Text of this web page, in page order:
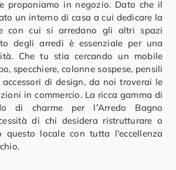
proponiamo in negozio. Dato che il
un interno di casa a cui dedicare la
con cui si arredano gli altri spazi
degli arredi è essenziale per una
Che tu stia cercando un mobile
specchiere, colonne sospese, pensili
di design, da noi troverai le
in commercio. La ricca gamma di
di charme per l’Arredo Bagno
di chi desidera ristrutturare o
questo locale con tutta l'eccellenza